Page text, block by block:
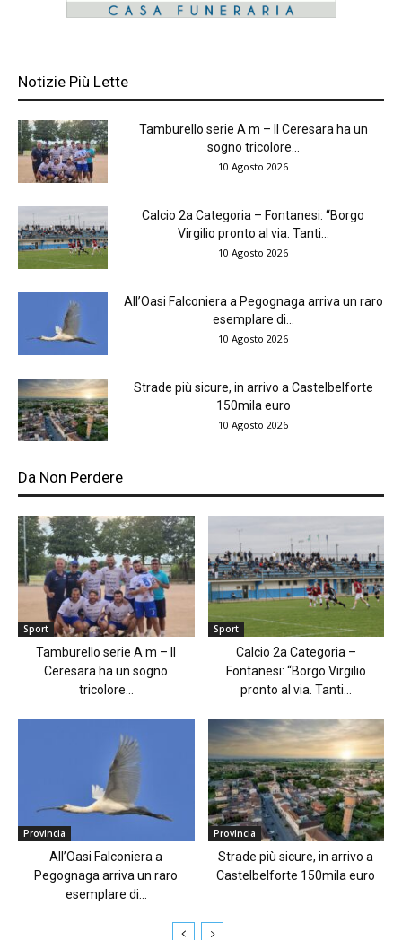
Notizie Più Lette
Tamburello serie A m – Il Ceresara ha un
sogno tricolore...
10 Agosto 2026
Calcio 2a Categoria – Fontanesi: “Borgo
Virgilio pronto al via. Tanti...
10 Agosto 2026
All’Oasi Falconiera a Pegognaga arriva un raro
esemplare di...
10 Agosto 2026
Strade più sicure, in arrivo a Castelbelforte
150mila euro
10 Agosto 2026
Da Non Perdere
Sport
Tamburello serie A m – Il
Ceresara ha un sogno
tricolore...
Sport
Calcio 2a Categoria –
Fontanesi: “Borgo Virgilio
pronto al via. Tanti...
Provincia
All’Oasi Falconiera a
Pegognaga arriva un raro
esemplare di...
Provincia
Strade più sicure, in arrivo a
Castelbelforte 150mila euro